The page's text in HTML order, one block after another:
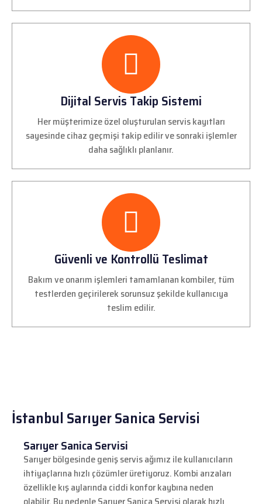
Dijital Servis Takip Sistemi
Her müşterimize özel oluşturulan servis kayıtları
sayesinde cihaz geçmişi takip edilir ve sonraki işlemler
daha sağlıklı planlanır.
Güvenli ve Kontrollü Teslimat
Bakım ve onarım işlemleri tamamlanan kombiler, tüm
testlerden geçirilerek sorunsuz şekilde kullanıcıya
teslim edilir.
İstanbul Sarıyer Sanica Servisi
Sarıyer Sanica Servisi
Sarıyer bölgesinde geniş servis ağımız ile kullanıcıların
ihtiyaçlarına hızlı çözümler üretiyoruz. Kombi arızaları
özellikle kış aylarında ciddi konfor kaybına neden